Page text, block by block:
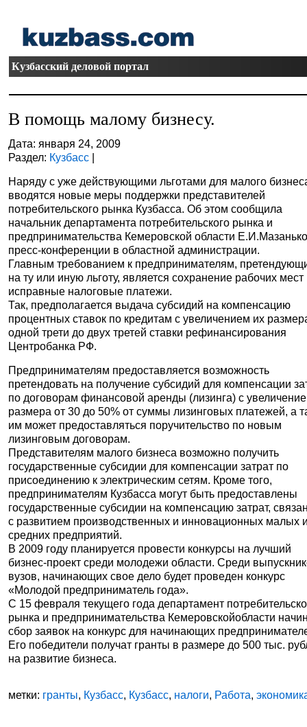
Кузбасский деловой портал
В помощь малому бизнесу.
Дата: января 24, 2009
Раздел: Кузбасс |
Наряду с уже действующими льготами для малого
вводятся новые меры поддержки представителей
потребительского рынка Кузбасса. Об этом сообщила
начальник департамента потребительского рынка и
предпринимательства Кемеровской области
пресс-конференции в областной администрации.
Главным требованием к предпринимателям,
на ту или иную льготу, является сохранение рабочих мест
исправные налоговые платежи.
Так, предполагается выдача субсидий на компенсацию
процентных ставок по кредитам с увеличением их
одной трети до двух третей ставки рефинансирования
Центробанка РФ.
Предпринимателям предоставляется возможность
претендовать на получение субсидий для компенсации
по договорам финансовой аренды (лизинга) с
размера от 30 до 50% от суммы лизинговых платежей, а
им может предоставляться поручительство по новым
лизинговым договорам.
Представителям малого бизнеса возможно получить
государственные субсидии для компенсации затрат по
присоединению к электрическим сетям. Кроме того,
предпринимателям Кузбасса могут быть предоставлены
государственные субсидии на компенсацию затрат,
с развитием производственных и инновационных малых
средних предприятий.
В 2009 году планируется провести конкурсы на лучший
бизнес-проект среди молодежи области. Среди
вузов, начинающих свое дело будет проведен конкурс
«Молодой предприниматель года».
С 15 февраля текущего года департамент
рынка и предпринимательства Кемеровскойобласти
сбор заявок на конкурс для начинающих
Его победители получат гранты в размере до 500 тыс.
на развитие бизнеса.
метки: гранты, Кузбасс, Кузбасс, налоги, Работа,